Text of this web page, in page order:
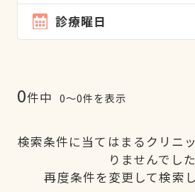
診療曜日
0件中 0〜0件を表示
検索条件に当てはまるクリニ
りませんでした
再度条件を変更して検索